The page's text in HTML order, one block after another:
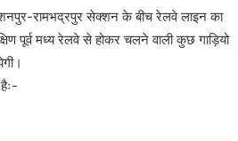
रामभद्रपुर सेक्शन के बीच रेलवे लाइन का
पूर्व मध्य रेलवे से होकर चलने वाली कुछ गाड़ियो